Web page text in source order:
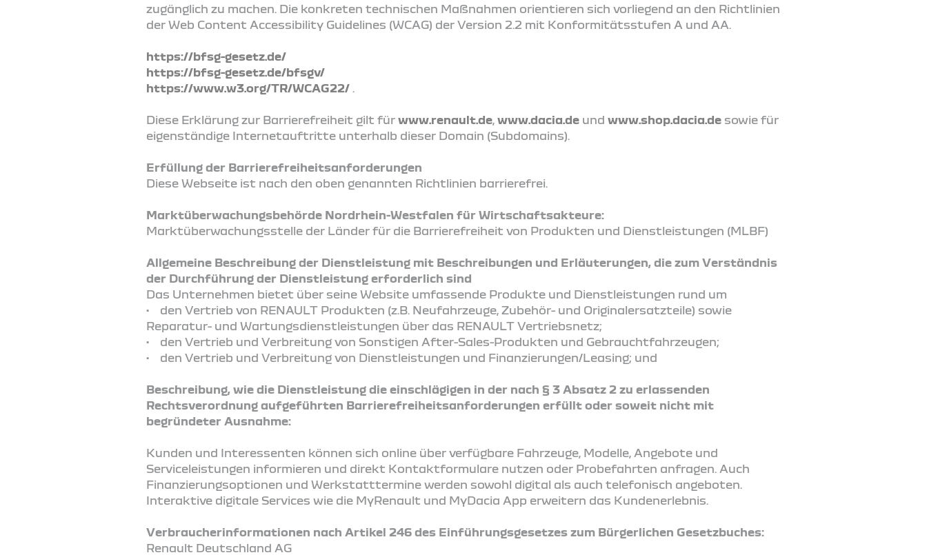
zugänglich zu machen. Die konkreten technischen Maßnahmen orientieren sich vorliegend an den Richtlinien
der Web Content Accessibility Guidelines (WCAG) der Version 2.2 mit Konformitätsstufen A und AA.
https://bfsg-gesetz.de/
https://bfsg-gesetz.de/bfsgv/
https://www.w3.org/TR/WCAG22/ .
Diese Erklärung zur Barrierefreiheit gilt fürwww.renault.de,www.dacia.de undwww.shop.dacia.de sowie für
eigenständige Internetauftritte unterhalb dieser Domain (Subdomains).
Erfüllung der Barrierefreiheitsanforderungen
Diese Webseite ist nach den oben genannten Richtlinien barrierefrei.
Marktüberwachungsbehörde Nordrhein-Westfalen für Wirtschaftsakteure:
Marktüberwachungsstelle der Länder für die Barrierefreiheit von Produkten und Dienstleistungen (MLBF)
Allgemeine Beschreibung der Dienstleistung mit Beschreibungen und Erläuterungen, die zum Verständnis
der Durchführung der Dienstleistung erforderlich sind
Das Unternehmen bietet über seine Website umfassende Produkte und Dienstleistungen rund um
• den Vertrieb von RENAULT Produkten (z.B. Neufahrzeuge, Zubehör- und Originalersatzteile) sowie
Reparatur- und Wartungsdienstleistungen über das RENAULT Vertriebsnetz;
• den Vertrieb und Verbreitung von Sonstigen After-Sales-Produkten und Gebrauchtfahrzeugen;
• den Vertrieb und Verbreitung von Dienstleistungen und Finanzierungen/Leasing; und
Beschreibung, wie die Dienstleistung die einschlägigen in der nach § 3 Absatz 2 zu erlassenden
Rechtsverordnung aufgeführten Barrierefreiheitsanforderungen erfüllt oder soweit nicht mit
begründeter Ausnahme:
Kunden und Interessenten können sich online über verfügbare Fahrzeuge, Modelle, Angebote und
Serviceleistungen informieren und direkt Kontaktformulare nutzen oder Probefahrten anfragen. Auch
Finanzierungsoptionen und Werkstatttermine werden sowohl digital als auch telefonisch angeboten.
Interaktive digitale Services wie die MyRenault und MyDacia App erweitern das Kundenerlebnis.
Verbraucherinformationen nach Artikel 246 des Einführungsgesetzes zum Bürgerlichen Gesetzbuches:
Renault Deutschland AG